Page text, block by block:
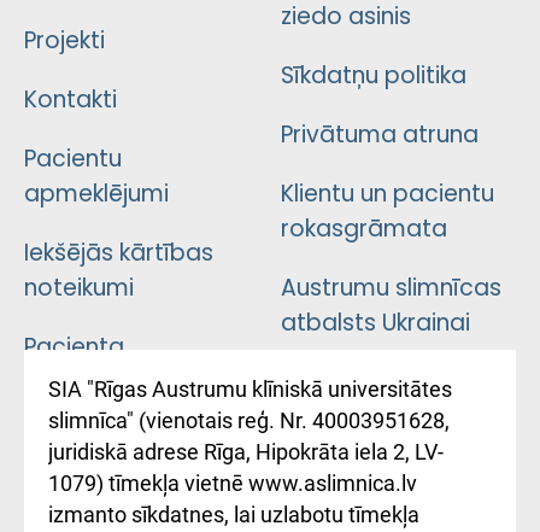
Projekti
Kontakti
Pacientu
apmeklējumi
Iekšējās kārtības
noteikumi
Pacienta
atsauksmju/sūdzību
iesniegšanas
kārtība
Kā pie mums nokļūt
ziedo asinis
Sīkdatņu politika
Privātuma atruna
Klientu un pacientu
rokasgrāmata
Austrumu slimnīcas
atbalsts Ukrainai
Підтримка Східної
лікарні та співпраця з
Україною
SIA "Rīgas Austrumu klīniskā universitātes
slimnīca" (vienotais reģ. Nr. 40003951628,
juridiskā adrese Rīga, Hipokrāta iela 2, LV-
1079) tīmekļa vietnē www.aslimnica.lv
izmanto sīkdatnes, lai uzlabotu tīmekļa